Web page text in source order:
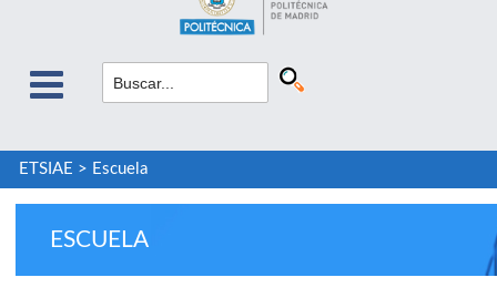
ETSIAE > Escuela
ESCUELA